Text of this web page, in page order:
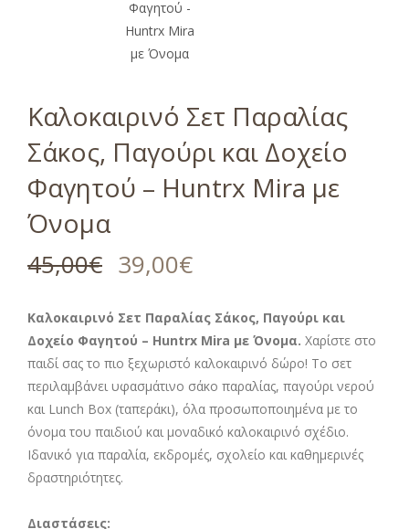
Καλοκαιρινό Σετ Παραλίας
Σάκος, Παγούρι και Δοχείο
Φαγητού – Huntrx Mira με
Όνομα
45,00€ 39,00€
Καλοκαιρινό Σετ Παραλίας Σάκος, Παγούρι και
Δοχείο Φαγητού – Huntrx Mira με Όνομα. Χαρίστε στο
παιδί σας το πιο ξεχωριστό καλοκαιρινό δώρο! Το σετ
περιλαμβάνει υφασμάτινο σάκο παραλίας, παγούρι νερού
και Lunch Box (ταπεράκι), όλα προσωποποιημένα με το
όνομα του παιδιού και μοναδικό καλοκαιρινό σχέδιο.
Ιδανικό για παραλία, εκδρομές, σχολείο και καθημερινές
δραστηριότητες.
Διαστάσεις: